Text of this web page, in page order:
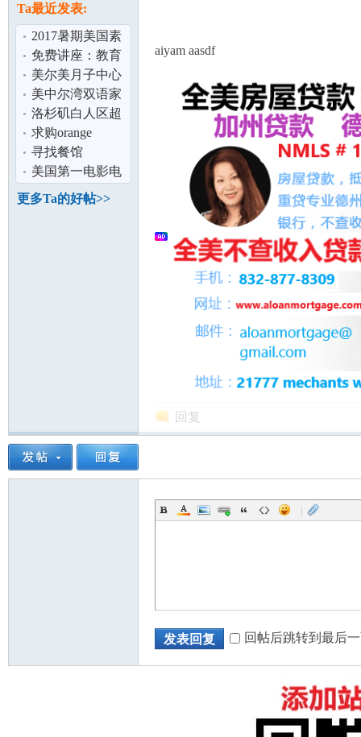
州
Ta最近发表:
2017暑期美国素
质训练营 带给你
不同反响的
免费讲座：教育
金与助学金
美尔美月子中心
高端白人社区 环
境优美 临
美中尔湾双语家
庭招寄宿生（小
学,初中,高中
洛杉矶白人区超
高性价比出租：
自住独立HOUS
求购orange
country (橙县）
按摩足疗店
寻找餐馆
美国第一电影电
视学校招收学生
更多Ta的好帖>>
aiyam aasdf
回复
|
发表回复 回帖后跳转到最后